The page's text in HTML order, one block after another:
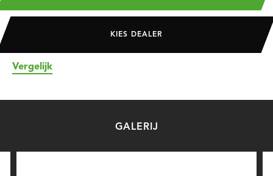
KIES DEALER
Vergelijk
GALERIJ